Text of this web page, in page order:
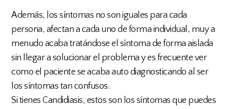
Además, los síntomas no son iguales para cada
persona, afectan a cada uno de forma individual, muy a
menudo acaba tratándose el síntoma de forma aislada
sin llegar a solucionar el problema y es frecuente ver
como el paciente se acaba auto diagnosticando al ser
los síntomas tan confusos.
Si tienes Candidiasis, estos son los síntomas que puedes